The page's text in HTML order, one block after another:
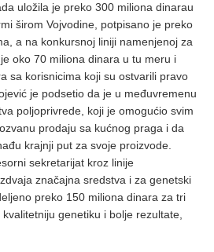
uložila je preko 300 miliona dinarau
širom Vojvodine, potpisano je preko
a na konkursnoj liniji namenjenoj za
oko 70 miliona dinara u tu meru i
sa korisnicima koji su ostvarili pravo
je podsetio da je u međuvremenu
poljoprivrede, koji je omogućio svim
prodaju sa kućnog praga i da
krajnji put za svoje proizvode.
sekretarijat kroz linije
značajna sredstva i za genetski
preko 150 miliona dinara za tri
genetiku i bolje rezultate,